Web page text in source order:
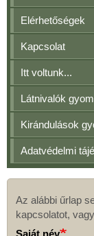
Elérhetőségek
Kapcsolat
Itt voltunk...
Látnivalók
Kirándulások
Adatvédelmi
Kapcsolat
Az alábbi űrlap
kapcsolatot,
Saját név